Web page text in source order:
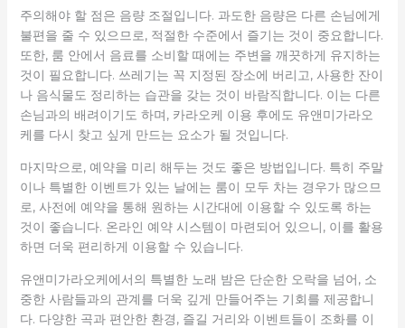
주의해야 할 점은 음량 조절입니다. 과도한 음량은 다른 손님에게
불편을 줄 수 있으므로, 적절한 수준에서 즐기는 것이 중요합니다.
또한, 룸 안에서 음료를 소비할 때에는 주변을 깨끗하게 유지하는
것이 필요합니다. 쓰레기는 꼭 지정된 장소에 버리고, 사용한 잔이
나 음식물도 정리하는 습관을 갖는 것이 바람직합니다. 이는 다른
손님과의 배려이기도 하며, 카라오케 이용 후에도 유앤미가라오
케를 다시 찾고 싶게 만드는 요소가 될 것입니다.
마지막으로, 예약을 미리 해두는 것도 좋은 방법입니다. 특히 주말
이나 특별한 이벤트가 있는 날에는 룸이 모두 차는 경우가 많으므
로, 사전에 예약을 통해 원하는 시간대에 이용할 수 있도록 하는
것이 좋습니다. 온라인 예약 시스템이 마련되어 있으니, 이를 활용
하면 더욱 편리하게 이용할 수 있습니다.
유앤미가라오케에서의 특별한 노래 밤은 단순한 오락을 넘어, 소
중한 사람들과의 관계를 더욱 깊게 만들어주는 기회를 제공합니
다. 다양한 곡과 편안한 환경, 즐길 거리와 이벤트들이 조화를 이